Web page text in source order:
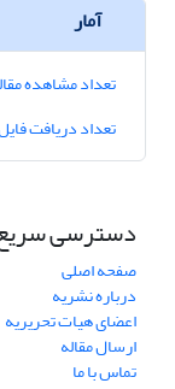
آمار
تعداد مشاهده
تعداد دریافت
دسترسی
صفحه اصلی
درباره نشریه
اعضای هیات تحریریه
ارسال مقاله
تماس با ما